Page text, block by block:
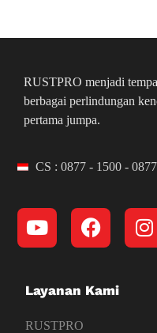
RUSTPRO menjadi
berbagai perlindungan
pertama jumpa.
CS : 0877 - 1500 - 0877
Layanan Kami
RUSTPRO